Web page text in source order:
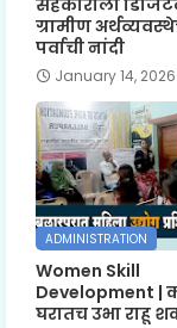
सहकाराला
ग्रामीण
पर्वाची नांदी
January 14, 2026
ADMINISTRATION
Women Skill
Development |
घरातच उभा राहू